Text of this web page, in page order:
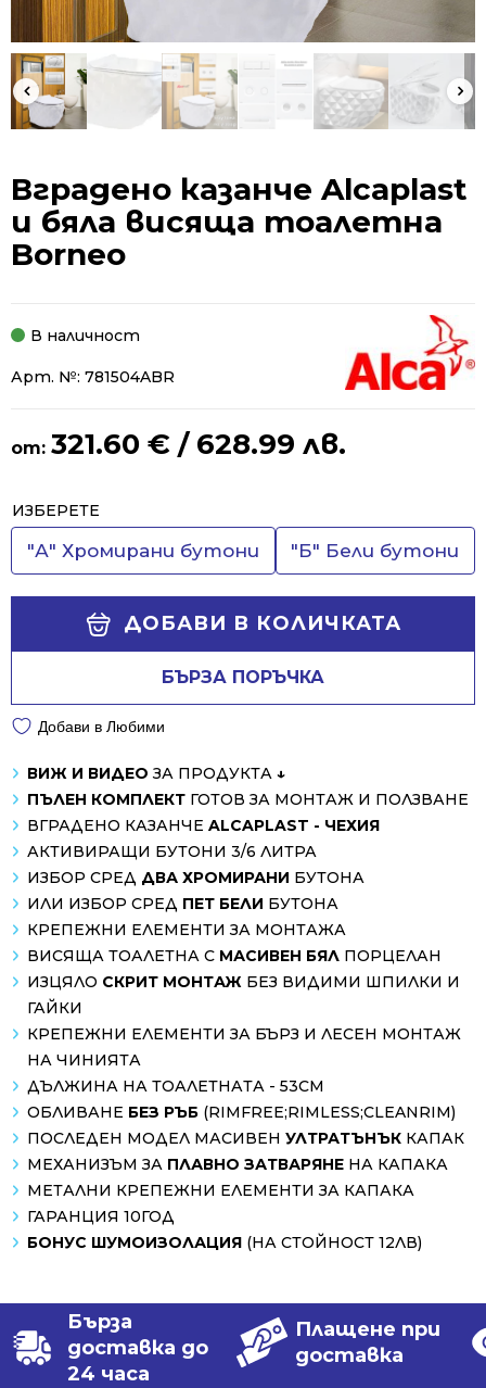
Вградено казанче Alcaplast
и бяла висяща тоалетна
Borneo
В наличност
Арт. №: 781504ABR
от: 321.60 € / 628.99 лв.
ИЗБЕРЕТЕ
"А" Хромирани бутони "Б" Бели бутони
ДОБАВИ В КОЛИЧКАТА
БЪРЗА ПОРЪЧКА
Alternative:
Добави в Любими
ВИЖ И ВИДЕОЗА ПРОДУКТА ↓
ПЪЛЕН КОМПЛЕКТ ГОТОВ ЗА МОНТАЖ И ПОЛЗВАНЕ
ВГРАДЕНО КАЗАНЧЕ ALCAPLAST - ЧЕХИЯ
АКТИВИРАЩИ БУТОНИ 3/6 ЛИТРА
ИЗБОР СРЕД ДВА ХРОМИРАНИ БУТОНА
ИЛИ ИЗБОР СРЕД ПЕТ БЕЛИ БУТОНА
КРЕПЕЖНИ ЕЛЕМЕНТИ ЗА МОНТАЖА
ВИСЯЩА ТОАЛЕТНА С МАСИВЕН БЯЛ ПОРЦЕЛАН
ИЗЦЯЛО СКРИТ МОНТАЖ БЕЗ ВИДИМИ ШПИЛКИ И
ГАЙКИ
КРЕПЕЖНИ ЕЛЕМЕНТИ ЗА БЪРЗ И ЛЕСЕН МОНТАЖ
НА ЧИНИЯТА
ДЪЛЖИНА НА ТОАЛЕТНАТА - 53СМ
ОБЛИВАНЕ БЕЗ РЪБ (RIMFREE;RIMLESS;CLEANRIM)
ПОСЛЕДЕН МОДЕЛ МАСИВЕН УЛТРАТЪНЪК КАПАК
МЕХАНИЗЪМ ЗА ПЛАВНО ЗАТВАРЯНЕ НА КАПАКА
МЕТАЛНИ КРЕПЕЖНИ ЕЛЕМЕНТИ ЗА КАПАКА
ГАРАНЦИЯ 10ГОД
БОНУС ШУМОИЗОЛАЦИЯ (НА СТОЙНОСТ 12ЛВ)
Бърза
доставка до
24 часа
Плащене при
доставка